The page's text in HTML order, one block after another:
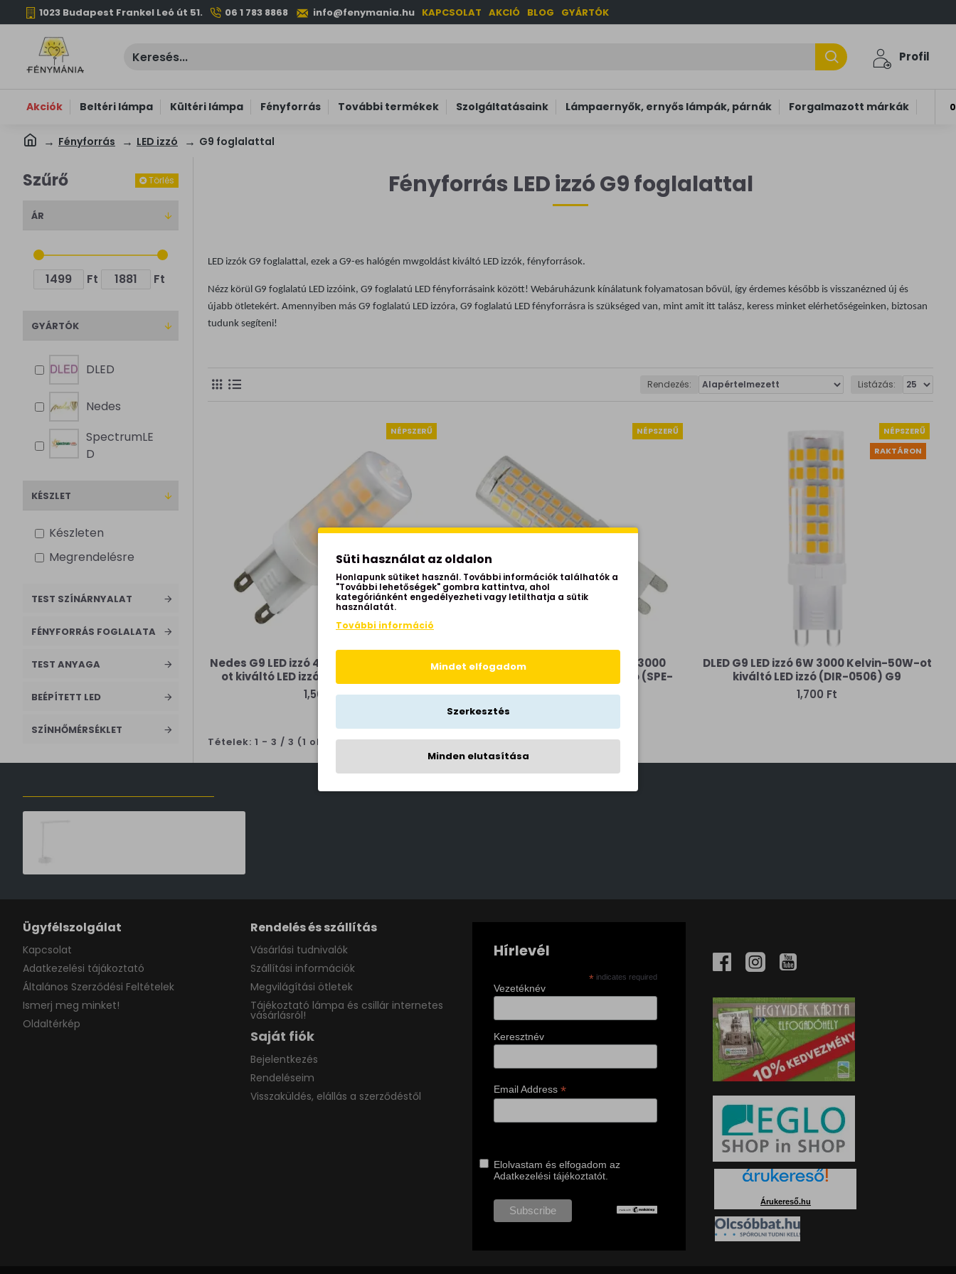
1023 Budapest Frankel Leó út 51. 06 1 783 8868 info@fenymania.hu KAPCSOLAT AKCIÓ BLOG GYÁRTÓK
Profil
Akciók Beltéri lámpa Kültéri lámpa Fényforrás További termékek Szolgáltatásaink Lámpaernyők, ernyős lámpák, párnák Forgalmazott márkák
Fényforrás LED izzó G9 foglalattal
Szűrő Törlés
ÁR
Ft Ft
GYÁRTÓK
DLED
Nedes
SpectrumLE
D
SZÍNHŐMÉRSÉKLET
TEST SZÍNÁRNYALAT
FÉNYFORRÁS FOGLALATA
BEÉPÍTETT LED
TEST ANYAGA
KÉSZLET
Készleten
Megrendelésre
Fényforrás LED izzó G9 foglalattal
LED izzók G9 foglalattal, ezek a G9-es halógén mwgoldást kiváltó LED izzók, fényforrások.
Nézz körül G9 foglalatú LED izzóink, G9 foglalatú LED fényforrásaink között! Webáruházunk kínálatunk folyamatosan bővül, így érdemes később is visszanézned új és
újabb ötletekért. Amennyiben más G9 foglalatú LED izzóra, G9 foglalatú LED fényforrásra is szükséged van, mint amit itt talász, keress minket elérhetőségeinken, biztosan
tudunk segíteni!
Rendezés: Listázás:
NÉPSZERŰ
Nedes G9 LED izzó 4W 2800 Kelvin-40W-
ot kiváltó LED izzó (NED-ZLS614C) G9
1,500 Ft
NÉPSZERŰ
SpectrumLED G9 LED izzó 7W 3000
Kelvin-60W-ot kiváltó LED izzó (SPE-
NÉPSZERŰ
RAKTÁRON
DLED G9 LED izzó 6W 3000 Kelvin-50W-ot
kiváltó LED izzó (DIR-0506) G9
1,700 Ft
Tételek: 1 - 3 / 3 (1 oldal)
Ügyfélszolgálat
Kapcsolat
Adatkezelési tájákoztató
Általános Szerződési Feltételek
Ismerj meg minket!
Oldaltérkép
Rendelés és szállítás
Vásárlási tudnivalók
Szállítási információk
Megvilágítási ötletek
Tájékoztató lámpa és csillár internetes
vásárlásról!
Saját fiók
Bejelentkezés
Rendeléseim
Visszaküldés, elállás a szerződéstől
Hírlevél
* indicates required
Vezetéknév
Keresztnév
Email Address *
Elolvastam és elfogadom az
Adatkezelési tájékoztatót.
Árukereső.hu
Süti használat az oldalon
Honlapunk sütiket használ. További információk találhatók a
"További lehetőségek" gombra kattintva, ahol
kategóriánként engedélyezheti vagy letilthatja a sütik
használatát.
További információ
Mindet elfogadom
Szerkesztés
Minden elutasítása